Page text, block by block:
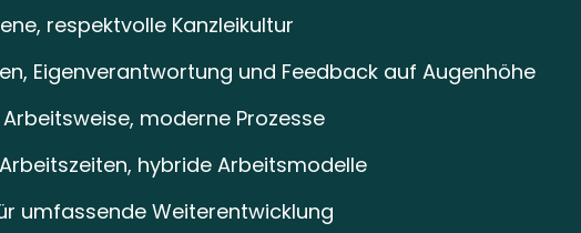
respektvolle Kanzleikultur
Eigenverantwortung und Feedback auf Augenhöhe
moderne Prozesse
hybride Arbeitsmodelle
umfassende Weiterentwicklung